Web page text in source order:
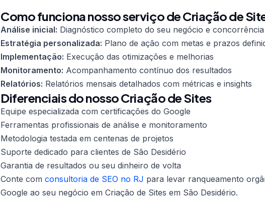
Como funciona nosso serviço de Criação de
Análise inicial: Diagnóstico completo do seu negócio e
Estratégia personalizada: Plano de ação com metas e prazos
Implementação: Execução das otimizações e melhorias
Monitoramento: Acompanhamento contínuo dos resultados
Relatórios: Relatórios mensais detalhados com métricas e insights
Diferenciais do nosso Criação de Sites
Equipe especializada com certificações do Google
Ferramentas profissionais de análise e monitoramento
Metodologia testada em centenas de projetos
Suporte dedicado para clientes de São Desidério
Garantia de resultados ou seu dinheiro de volta
Conte com consultoria de SEO no RJ para levar ranqueamento
Google ao seu negócio em Criação de Sites em São Desidério.